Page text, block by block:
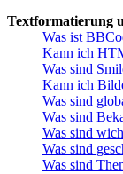
Textformatierung
Was ist
Kann ich
Was sind
Kann ich
Was sind
Was sind
Was sind
Was sind
Was sind